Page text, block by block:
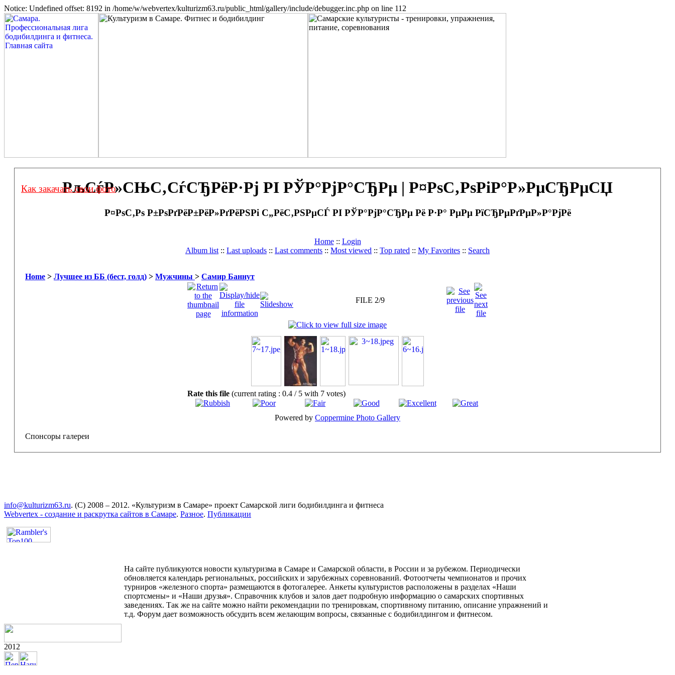
Notice: Undefined offset: 8192 in /home/w/webvertex/kulturizm63.ru/public_html/gallery/include/debugger.inc.php on line 112
РљСѓР»СЊС‚СѓСЂРёР·Рј РІ РЎР°РјР°СЂРµ | Р¤РѕС‚РѕРіР°Р»РµСЂРµСЏ
Р¤РѕС‚Рѕ Р±РѕРґРёР±РёР»РґРёРЅРі С„РёС‚РЅРµСЃ РІ РЎР°РјР°СЂРµ Рё Р·Р° РµРµ РїСЂРµРґРµР»Р°РјРё
Home:: Login
Album list :: Last uploads :: Last comments :: Most viewed :: Top rated :: My Favorites :: Search
Home > Лучшее из ББ (бест, голд) > Мужчины > Самир Баннут
FILE 2/9
Rate this file (current rating : 0.4 / 5 with 7 votes)
Powered by Coppermine Photo Gallery
Спонсоры галереи
info@kulturizm63.ru. (C) 2008 – 2012. «Культуризм в Самаре» проект Самарской лиги бодибилдинга и фитнеса
Webvertex - создание и раскрутка сайтов в Самаре. Разное. Публикации
На сайте публикуются новости культуризма в Самаре и Самарской области, в России и за рубежом. Периодически
обновляется календарь региональных, российских и зарубежных соревнований. Фотоотчеты чемпионатов и прочих
турниров «железного спорта» размещаются в фотогалерее. Анкеты культуристов расположены в разделах «Наши
спортсмены» и «Наши друзья». Справочник клубов и залов дает подробную информацию о самарских спортивных
заведениях. Так же на сайте можно найти рекомендации по тренировкам, спортивному питанию, описание упражнений и
т.д. Форум дает возможность обсудить всем желающим вопросы, связанные с бодибилдингом и фитнесом.
2012
Как закачать свои фото